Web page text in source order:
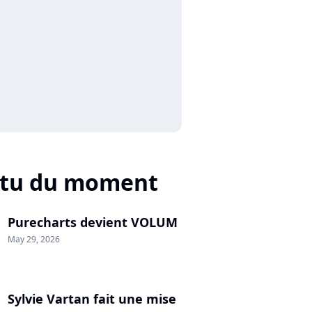
du moment
Purecharts devient VOLUM
May 29, 2026
Sylvie Vartan fait une mise